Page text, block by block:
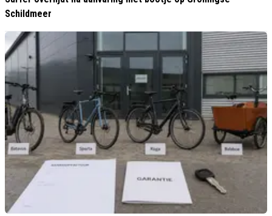
Schildmeer